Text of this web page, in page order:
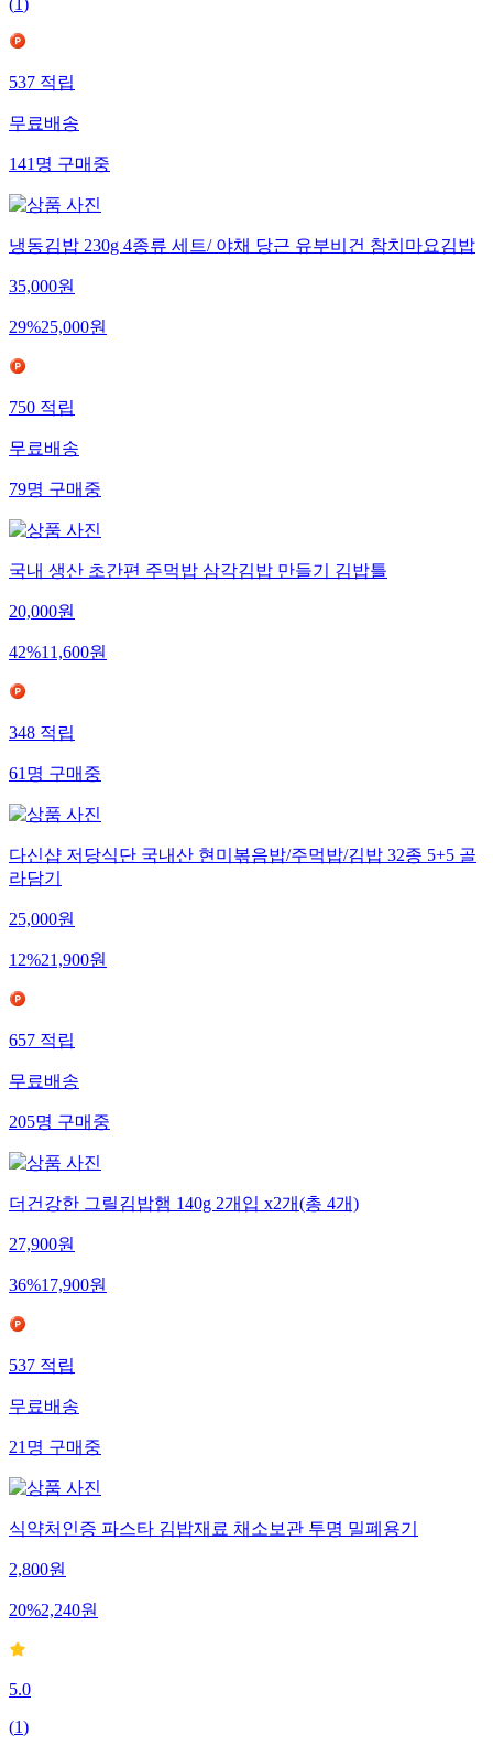
(1)
537적립
무료배송
141명구매중
냉동김밥 230g 4종류 세트/ 야채 당근 유부비건 참치마요김밥
35,000원
29%25,000원
750적립
무료배송
79명구매중
국내 생산 초간편 주먹밥 삼각김밥 만들기 김밥틀
20,000원
42%11,600원
348적립
61명구매중
다신샵 저당식단 국내산 현미볶음밥/주먹밥/김밥 32종 5+5 골
라담기
25,000원
12%21,900원
657적립
무료배송
205명구매중
더건강한 그릴김밥햄 140g 2개입 x2개(총 4개)
27,900원
36%17,900원
537적립
무료배송
21명구매중
식약처인증 파스타 김밥재료 채소보관 투명 밀폐용기
2,800원
20%2,240원
5.0
(1)